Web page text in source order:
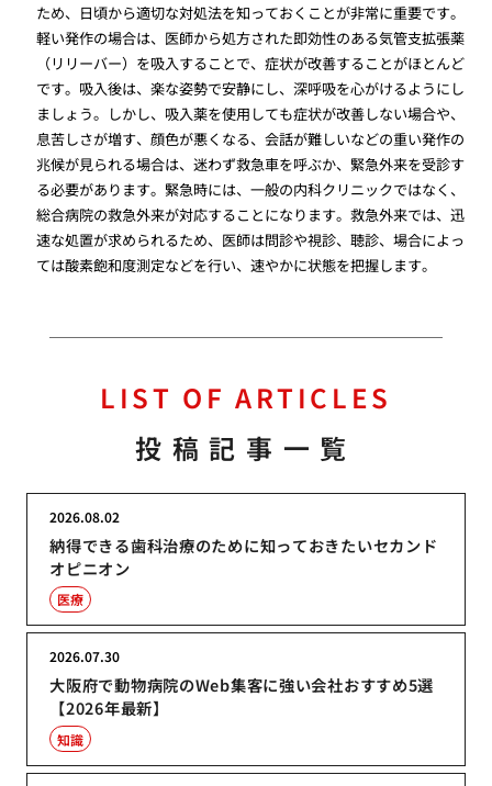
ため、日頃から適切な対処法を知っておくことが非常に重要です。
軽い発作の場合は、医師から処方された即効性のある気管支拡張薬
（リリーバー）を吸入することで、症状が改善することがほとんど
です。吸入後は、楽な姿勢で安静にし、深呼吸を心がけるようにし
ましょう。しかし、吸入薬を使用しても症状が改善しない場合や、
息苦しさが増す、顔色が悪くなる、会話が難しいなどの重い発作の
兆候が見られる場合は、迷わず救急車を呼ぶか、緊急外来を受診す
る必要があります。緊急時には、一般の内科クリニックではなく、
総合病院の救急外来が対応することになります。救急外来では、迅
速な処置が求められるため、医師は問診や視診、聴診、場合によっ
ては酸素飽和度測定などを行い、速やかに状態を把握します。
LIST OF ARTICLES
投稿記事一覧
納得できる歯科治療のために知っておきたいセカンド
オピニオン
2026.08.02
医療
大阪府で動物病院のWeb集客に強い会社おすすめ5選
【2026年最新】
2026.07.30
知識